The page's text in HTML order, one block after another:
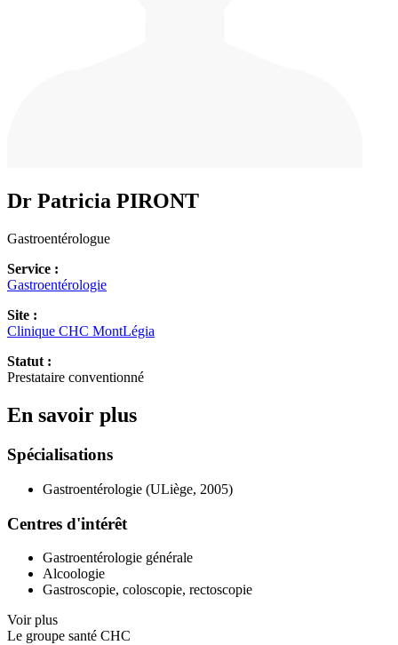
Dr Patricia PIRONT
Gastroentérologue
Service :
Gastroentérologie
Site :
Clinique CHC MontLégia
Statut :
Prestataire conventionné
En savoir plus
Spécialisations
Gastroentérologie (ULiège, 2005)
Centres d'intérêt
Gastroentérologie générale
Alcoologie
​Gastroscopie, coloscopie, rectoscopie
Voir plus
Le groupe santé CHC